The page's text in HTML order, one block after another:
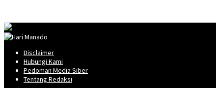
Disclaimer
Hubungi Kami
Pedoman Media Siber
Tentang Redaksi